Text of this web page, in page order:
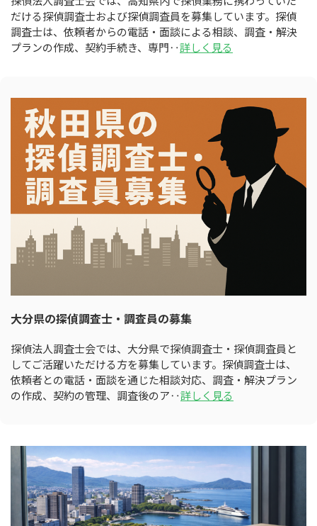
だける探偵調査士および探偵調査員を募集しています。探偵
調査士は、依頼者からの電話・面談による相談、調査・解決
プランの作成、契約手続き、専門‥詳しく見る
大分県の探偵調査士・調査員の募集
探偵法人調査士会では、大分県で探偵調査士・探偵調査員と
してご活躍いただける方を募集しています。探偵調査士は、
依頼者との電話・面談を通じた相談対応、調査・解決プラン
の作成、契約の管理、調査後のア‥詳しく見る